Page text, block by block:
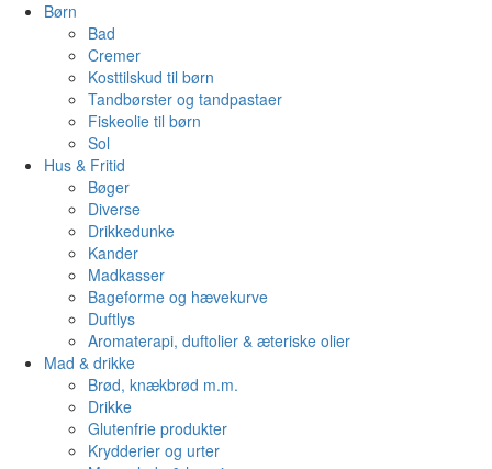
Børn
Bad
Cremer
Kosttilskud til børn
Tandbørster og tandpastaer
Fiskeolie til børn
Sol
Hus & Fritid
Bøger
Diverse
Drikkedunke
Kander
Madkasser
Bageforme og hævekurve
Duftlys
Aromaterapi, duftolier & æteriske olier
Mad & drikke
Brød, knækbrød m.m.
Drikke
Glutenfrie produkter
Krydderier og urter